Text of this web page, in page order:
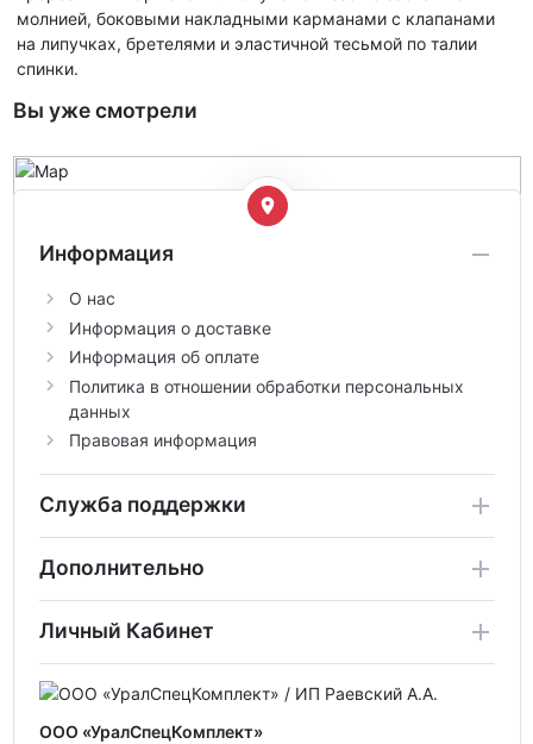
молнией, боковыми накладными карманами с клапанами
на липучках, бретелями и эластичной тесьмой по талии
спинки.
Вы уже смотрели
Информация
О нас
Информация о доставке
Информация об оплате
Политика в отношении обработки персональных
данных
Правовая информация
Служба поддержки
Дополнительно
Личный Кабинет
ООО «УралСпецКомплект»